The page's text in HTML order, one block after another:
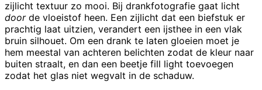
zijlicht textuur zo mooi. Bij drankfotografie gaat licht
doorde vloeistof heen. Een zijlicht dat een biefstuk er
prachtig laat uitzien, verandert een ijsthee in een vlak
bruin silhouet. Om een drank te laten gloeien moet je
hem meestal van achteren belichten zodat de kleur naar
buiten straalt, en dan een beetje fill light toevoegen
zodat het glas niet wegvalt in de schaduw.